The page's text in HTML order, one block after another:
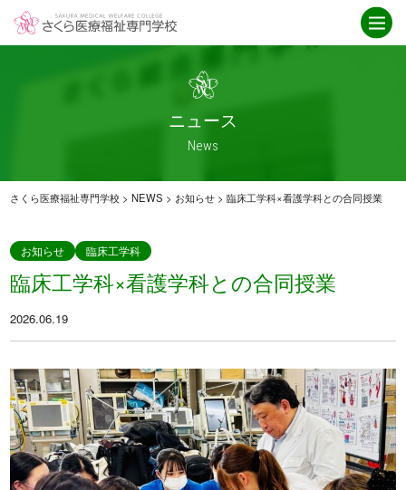
学校紹介
アクセス
ニュース
ニュース一覧
介護福祉科
救急救命科
学科紹介
臨床工学科
・救急救命士を目指す高校生へ
介護福祉科
オープンキャンパス
入学案内 お問い合わせ
ニュース
News
さくら医療福祉専門学校 >NEWS > お知らせ >臨床工学科×看護学科との合同授業
お知らせ 臨床工学科
臨床工学科×看護学科との合同授業
2026.06.19